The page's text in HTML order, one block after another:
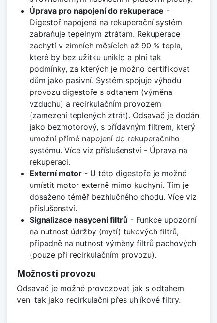
Úprava pro napojení do rekuperace -
Digestoř napojená na rekuperační systém
zabraňuje tepelným ztrátám. Rekuperace
zachytí v zimních měsících až 90 % tepla,
které by bez užitku uniklo a plní tak
podmínky, za kterých je možno certifikovat
dům jako pasivní. Systém spojuje výhodu
provozu digestoře s odtahem (výměna
vzduchu) a recirkulačním provozem
(zamezení teplených ztrát). Odsavač je dodán
jako bezmotorový, s přídavným filtrem, který
umožní přímé napojení do rekuperačního
systému. Více viz příslušenství - Úprava na
rekuperaci.
Externí motor- U této digestoře je možné
umístit motor externě mimo kuchyni. Tím je
dosaženo téměř bezhlučného chodu. Více viz
příslušenství.
Signalizace nasycení filtrů - Funkce upozorní
na nutnost údržby (mytí) tukových filtrů,
případně na nutnost výměny filtrů pachových
(pouze při recirkulačním provozu).
Možnosti provozu
Odsavač je možné provozovat jak s odtahem
ven, tak jako recirkulační přes uhlíkové filtry.